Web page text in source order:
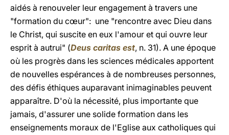
aidés à renouveler leur engagement à travers une
"formation du cœur": une "rencontre avec Dieu dans
le Christ, qui suscite en eux l'amour et qui ouvre leur
esprit à autrui" (Deus caritas est, n. 31). A une époque
où les progrès dans les sciences médicales apportent
de nouvelles espérances à de nombreuses personnes,
des défis éthiques auparavant inimaginables peuvent
apparaître. D'où la nécessité, plus importante que
jamais, d'assurer une solide formation dans les
enseignements moraux de l'Eglise aux catholiques qui